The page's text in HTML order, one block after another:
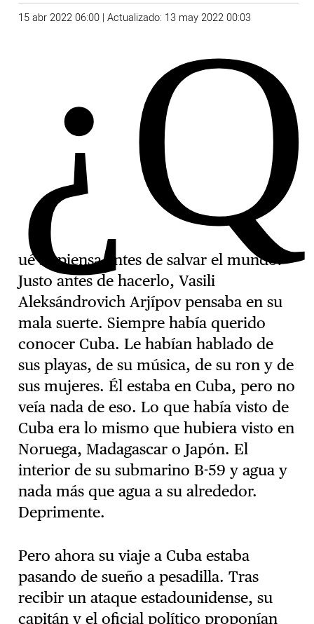
15 abr 2022 06:00 | Actualizado: 13 may 2022 00:03
¿Q
ué se piensa antes de salvar el mundo?
Justo antes de hacerlo, Vasili
Aleksándrovich Arjípov pensaba en su
mala suerte. Siempre había querido
conocer Cuba. Le habían hablado de
sus playas, de su música, de su ron y de
sus mujeres. Él estaba en Cuba, pero no
veía nada de eso. Lo que había visto de
Cuba era lo mismo que hubiera visto en
Noruega, Madagascar o Japón. El
interior de su submarino B-59 y agua y
nada más que agua a su alrededor.
Deprimente.
Pero ahora su viaje a Cuba estaba
pasando de sueño a pesadilla. Tras
recibir un ataque estadounidense, su
capitán y el oficial político proponían